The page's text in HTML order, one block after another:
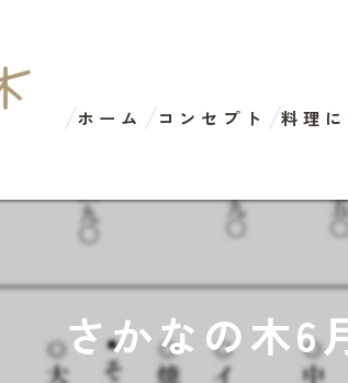
ホーム コンセプト 料理
さかなの木6